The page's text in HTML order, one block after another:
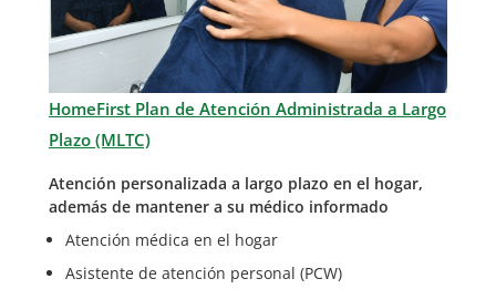
HomeFirst Plan de Atención Administrada a Largo
Plazo (MLTC)
Atención personalizada a largo plazo en el hogar,
además de mantener a su médico informado
Atención médica en el hogar
Asistente de atención personal (PCW)